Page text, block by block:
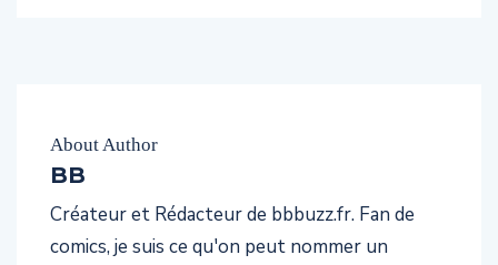
About Author
BB
Créateur et Rédacteur de bbbuzz.fr. Fan de
comics, je suis ce qu'on peut nommer un